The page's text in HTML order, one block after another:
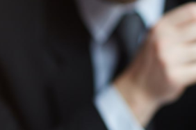
Dünya iqtisadiyyatında vergi
siyasətinin imperativləriMƏQALƏ
Əvəz Quliyev: “Yumşaq keçid
sayəsində aparılmış islahatın nəticələri
MÜSAHİBƏ
Maliyyə planlaması prizmasında
MƏQALƏ